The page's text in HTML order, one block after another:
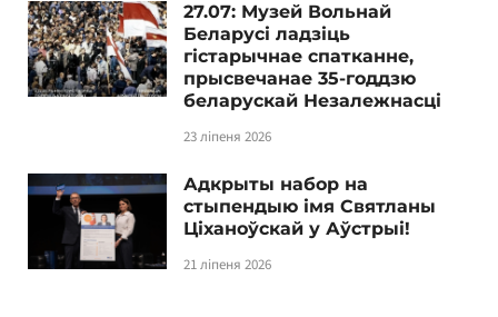
27.07: Музей Вольнай
Беларусі ладзіць
гістарычнае спатканне,
прысвечанае 35-годдзю
беларускай Незалежнасці
23 ліпеня 2026
Адкрыты набор на
стыпендыю імя Святланы
Ціханоўскай у Аўстрыі!
21 ліпеня 2026